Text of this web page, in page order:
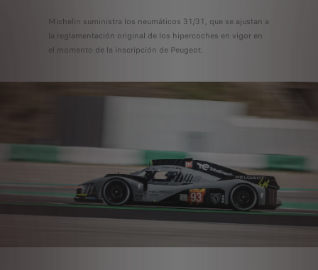
Michelin suministra los neumáticos 31/31, que se ajustan a
la reglamentación original de los hipercoches en vigor en
el momento de la inscripción de Peugeot.